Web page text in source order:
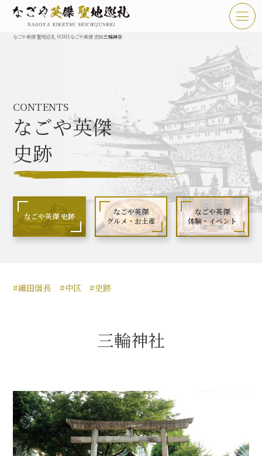
なごや英傑 聖地巡礼とは
なごや英傑 史跡 一覧
なごや英傑 グルメ・土産 一覧
なごや英傑 体験・イベント
秀長関連 史跡 一覧
名古屋＜秀長＞観光モデルコース
豊臣秀吉と名古屋の関係
秀吉関連 史跡 一覧
なごや英傑 聖地巡礼 HOMEなごや英傑 史跡三輪神社
CONTENTS
なごや英傑
史跡
なごや英傑 史跡
なごや英傑
グルメ・お土産
なごや英傑
体験・イベント
#織田信長 #中区 #史跡
三輪神社